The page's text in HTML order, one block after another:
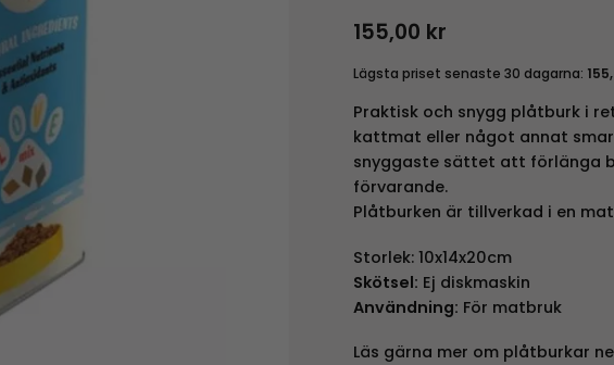
155,00 kr
Lägsta priset senaste 30 dagarna:
Praktisk och snygg plåtburk i
kattmat eller något annat
snyggaste sättet att förlänga
förvarande.
Plåtburken är tillverkad i en
Storlek: 10x14x20cm
Skötsel: Ej diskmaskin
Användning: För matbruk
Läs gärna mer om plåtburkar